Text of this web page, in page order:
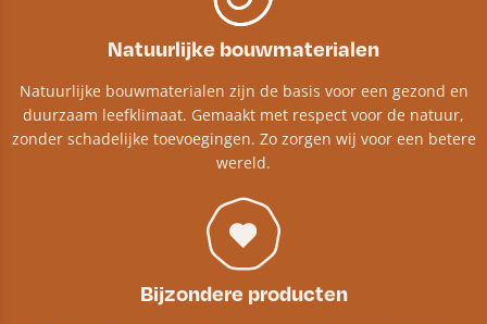
Natuurlijke bouwmaterialen
Natuurlijke bouwmaterialen zijn de basis voor een gezond en
duurzaam leefklimaat. Gemaakt met respect voor de natuur,
zonder schadelijke toevoegingen. Zo zorgen wij voor een betere
wereld.
Bijzondere producten